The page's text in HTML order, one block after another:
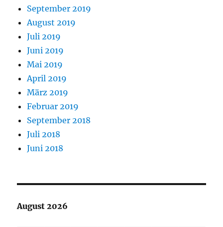
September 2019
August 2019
Juli 2019
Juni 2019
Mai 2019
April 2019
März 2019
Februar 2019
September 2018
Juli 2018
Juni 2018
August 2026